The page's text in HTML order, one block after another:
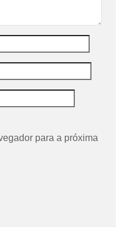
para a próxima